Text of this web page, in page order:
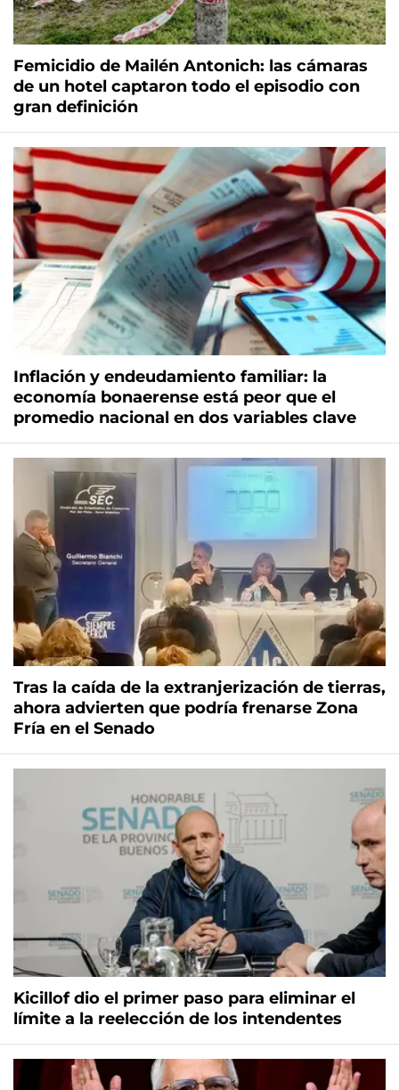
Femicidio de Mailén Antonich: las cámaras
de un hotel captaron todo el episodio con
gran definición
Inflación y endeudamiento familiar: la
economía bonaerense está peor que el
promedio nacional en dos variables clave
Tras la caída de la extranjerización de tierras,
ahora advierten que podría frenarse Zona
Fría en el Senado
Kicillof dio el primer paso para eliminar el
límite a la reelección de los intendentes